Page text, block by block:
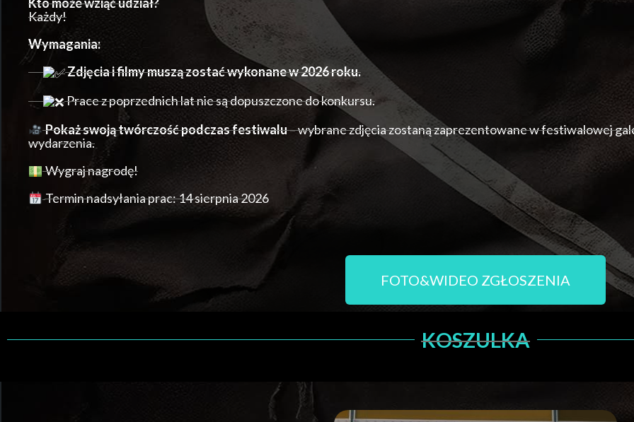
Każdy!
Wymagania:
Zdjęcia i filmy muszą zostać wykonane w 2026 roku.
Prace z poprzednich lat nie są dopuszczone do konkursu.
Pokaż swoją twórczość podczas festiwalu– wybrane zdjęcia zostaną zaprezentowane w festiwalowej
wydarzenia.
Wygraj nagrodę!
Termin nadsyłania prac: 14 sierpnia 2026
FOTO&WIDEO ZGŁOSZENIA
KOSZULKA